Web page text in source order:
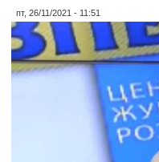
пт, 26/11/2021 - 11:51